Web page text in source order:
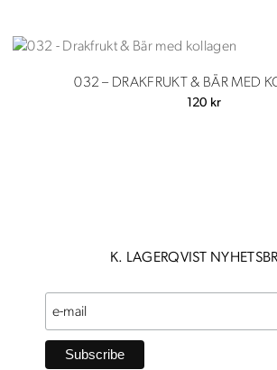
032 – DRAKFRUKT & BÄR MED
120 kr
K. LAGERQVIST